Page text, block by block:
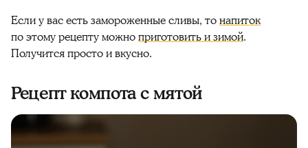
Если у вас есть замороженныесливы, тонапиток
по этомурецептуможноприготовить изимой.
Получится просто ивкусно.
Рецепт компота с мятой